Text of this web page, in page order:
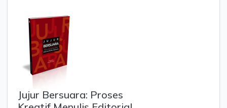
Jujur Bersuara: Proses